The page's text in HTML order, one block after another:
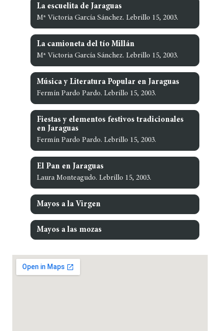
La escuelita de Jaraguas
Mª Victoria García Sánchez. Lebrillo 15, 2003.
La camioneta del tío Millán
Mª Victoria García Sánchez. Lebrillo 15, 2003.
Música y Literatura Popular en Jaraguas
Fermín Pardo Pardo. Lebrillo 15, 2003.
Fiestas y elementos festivos tradicionales
en Jaraguas
Fermín Pardo Pardo. Lebrillo 15, 2003.
El Pan en Jaraguas
Laura Monteagudo. Lebrillo 15, 2003.
Mayos a la Virgen
Mayos a las mozas